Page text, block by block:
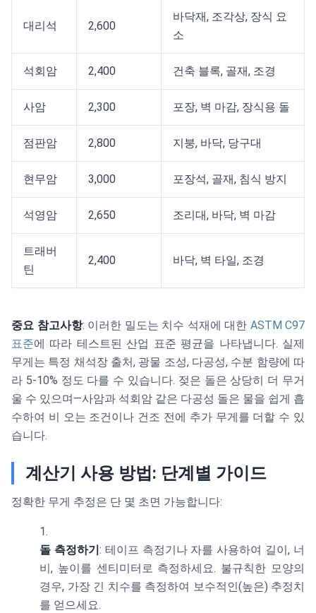
대리석 2,600
바닥재, 조각상, 장식 요
소
석회암 2,400 건축 블록, 골재, 조경
사암 2,300 포장, 벽 마감, 장식용 돌
점판암 2,800 지붕, 바닥, 당구대
현무암 3,000 포장석, 골재, 침식 방지
석영암 2,650 조리대, 바닥, 벽 마감
트래버
틴
2,400 바닥, 벽 타일, 조경
중요 참고사항: 이러한 밀도는 치수 석재에 대한 ASTM C97
표준에 따라 테스트된 산업 표준 평균을 나타냅니다. 실제
무게는 특정 채석장 출처, 광물 조성, 다공성, 수분 함량에 따
라 5-10% 정도 다를 수 있습니다. 젖은 돌은 상당히 더 무거
울 수 있으며—사암과 석회암 같은 다공성 돌은 물을 쉽게 흡
수하여 비 오는 조건이나 건조 전에 추가 무게를 더할 수 있
습니다.
계산기 사용 방법: 단계별 가이드
정확한 무게 추정은 단 몇 초면 가능합니다:
돌 측정하기 : 테이프 측정기나 자를 사용하여 길이, 너
비, 높이를 센티미터로 측정하세요. 불규칙한 모양의
경우, 가장 긴 치수를 측정하여 보수적인(높은) 추정치
를 얻으세요.